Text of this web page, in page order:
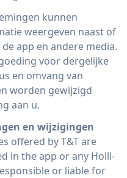
kunnen
weergeven naast of
app en andere media.
voor dergelijke
en omvang van
worden gewijzigd
aan u.
en wijzigingen
offered by T&T are
in the app or any Holli-
or liable for